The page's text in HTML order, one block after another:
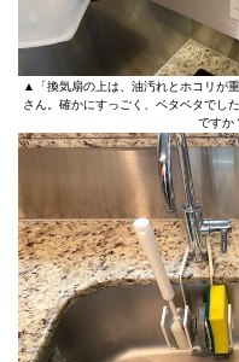
▲「換気扇の上は、油汚れとホコリが
さん。確かにすっごく、ベタベタでし
ですか